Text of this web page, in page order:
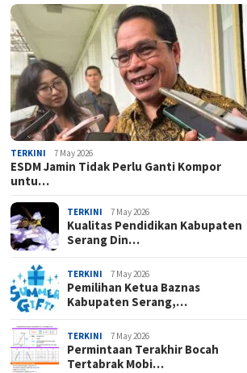
TERKINI 7 May 2026
ESDM Jamin Tidak Perlu Ganti Kompor
untu…
TERKINI 7 May 2026
Kualitas Pendidikan Kabupaten
Serang Din…
TERKINI 7 May 2026
Pemilihan Ketua Baznas
Kabupaten Serang,…
TERKINI 7 May 2026
Permintaan Terakhir Bocah
Tertabrak Mobi…